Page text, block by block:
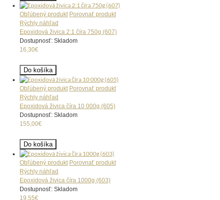
Obľúbený produkt Porovnať produkt
Rýchly náhľad
Epoxidová živica 2:1 číra 750g (607)
Dostupnosť: Skladom
16,30€
Do košíka
Obľúbený produkt Porovnať produkt
Rýchly náhľad
Epoxidová živica číra 10 000g (605)
Dostupnosť: Skladom
155,00€
Do košíka
Obľúbený produkt Porovnať produkt
Rýchly náhľad
Epoxidová živica číra 1000g (603)
Dostupnosť: Skladom
19,55€